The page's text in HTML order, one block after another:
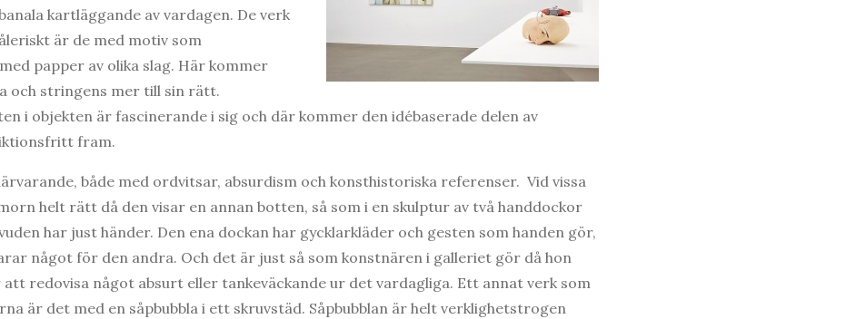
kartläggande av vardagen. De verk
är de med motiv som
papper av olika slag. Här kommer
och stringens mer till sin rätt.
i objekten är fascinerande i sig och där kommer den idébaserade delen av
fram.
både med ordvitsar, absurdism och konsthistoriska referenser. Vid vissa
helt rätt då den visar en annan botten, så som i en skulptur av två handdockor
har just händer. Den ena dockan har gycklarkläder och gesten som handen gör,
något för den andra. Och det är just så som konstnären i galleriet gör då hon
redovisa något absurt eller tankeväckande ur det vardagliga. Ett annat verk som
är det med en såpbubbla i ett skruvstäd. Såpbubblan är helt verklighetstrogen